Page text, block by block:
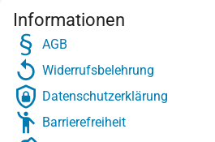
Informationen
AGB
Widerrufsbelehrung
Datenschutzerklärung
Barrierefreiheit